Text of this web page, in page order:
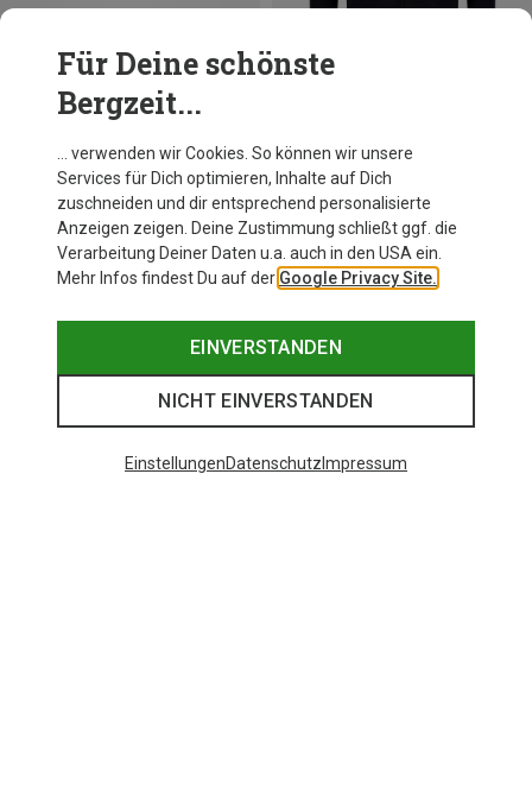
X-Pac Umhängetasche
ONE SIZE
Mons Royale
Herren Quad Merino Fleece Jacke
179,95 €
Für Deine schönste
Bergzeit...
… verwenden wir Cookies. So können wir unsere
Services für Dich optimieren, Inhalte auf Dich
zuschneiden und dir entsprechend personalisierte
Anzeigen zeigen. Deine Zustimmung schließt ggf. die
Verarbeitung Deiner Daten u.a. auch in den USA ein.
Mehr Infos findest Du auf der Google Privacy Site.
EINVERSTANDEN
NICHT EINVERSTANDEN
EinstellungenDatenschutz Impressum